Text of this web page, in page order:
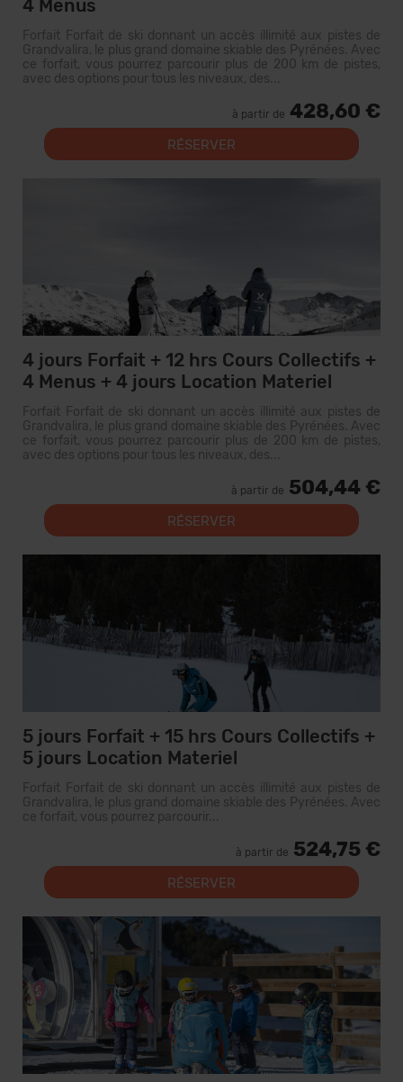
4 Menus
Forfait Forfait de ski donnant un accès illimité aux pistes de
Grandvalira, le plus grand domaine skiable des Pyrénées. Avec
ce forfait, vous pourrez parcourir plus de 200 km de pistes,
avec des options pour tous les niveaux, des...
à partir de 428,60 €
RÉSERVER
4 jours Forfait + 12 hrs Cours Collectifs +
4 Menus + 4 jours Location Materiel
Forfait Forfait de ski donnant un accès illimité aux pistes de
Grandvalira, le plus grand domaine skiable des Pyrénées. Avec
ce forfait, vous pourrez parcourir plus de 200 km de pistes,
avec des options pour tous les niveaux, des...
à partir de 504,44 €
RÉSERVER
5 jours Forfait + 15 hrs Cours Collectifs +
5 jours Location Materiel
Forfait Forfait de ski donnant un accès illimité aux pistes de
Grandvalira, le plus grand domaine skiable des Pyrénées. Avec
ce forfait, vous pourrez parcourir...
à partir de 524,75 €
RÉSERVER